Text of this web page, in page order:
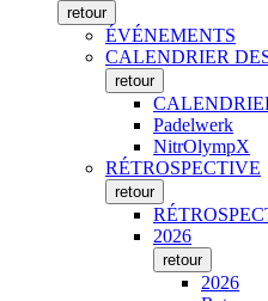
retour
ÉVÉNEMENTS
CALENDRIER
retour
Padelwerk
NitrOlympX
RÉTROSPECTIVE
retour
2026
retour
2026